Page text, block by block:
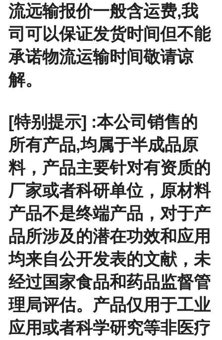
流远输报价一般含运费,我
司可以保证发货时间但不能
承诺物流运输时间敬请谅
解。
[特别提示] :本公司销售的
所有产品,均属于半成品原
料，产品主要针对有资质的
厂家或者科研单位，原材料
产品不是终端产品，对于产
品所涉及的潜在功效和应用
均来自公开发表的文献，未
经过国家食品和药品监督管
理局评估。产品仅用于工业
应用或者科学研究等非医疗